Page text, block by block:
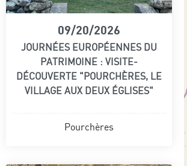
09/20/2026
JOURNÉES EUROPÉENNES DU
PATRIMOINE : VISITE-
DÉCOUVERTE "POURCHÈRES, LE
VILLAGE AUX DEUX ÉGLISES"
Pourchères